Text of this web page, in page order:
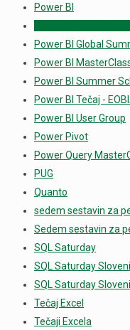
Power BI
Power BI Global
Power BI
Power BI Summer
Power BI Tečaj -
Power BI User Group
Power Pivot
Power Query
PUG
Quanto
sedem sestavin za
Sedem sestavin za
SQL Saturday
SQL Saturday
SQL Saturday
Tečaj Excel
Tečaji Excela